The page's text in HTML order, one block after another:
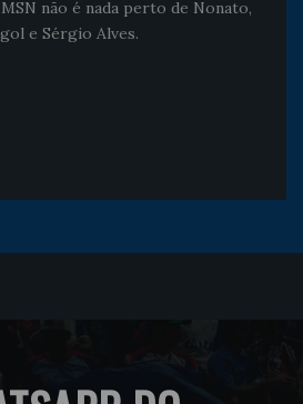
não é nada perto de Nonato,
e Sérgio Alves.